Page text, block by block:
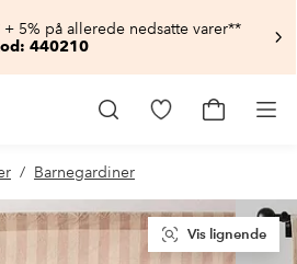
5% på allerede nedsatte varer**
440210
Gå
Gå
Barnegardiner
Vis lignende